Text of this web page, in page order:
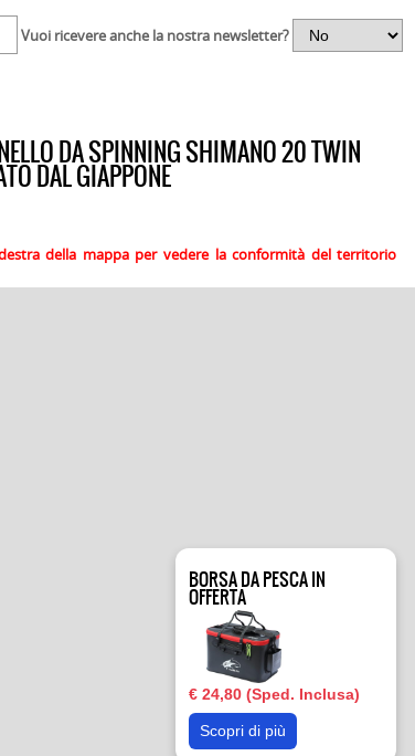
Vuoi ricevere anche la nostra newsletter?
DA SPINNING SHIMANO 20 TWIN
DAL GIAPPONE
della mappa per vedere la conformità del territorio
BORSA DA PESCA IN
OFFERTA
€ 24,80 (Sped. Inclusa)
Scopri di più